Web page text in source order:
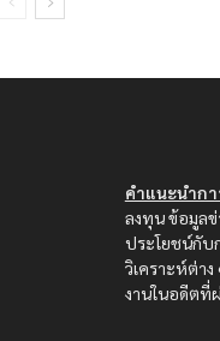
คำแนะนำก
ลงทุน ข้อมูลข่
ประโยชน์กับ
วิเคราะห์ต่าง
งานในอดีตที่